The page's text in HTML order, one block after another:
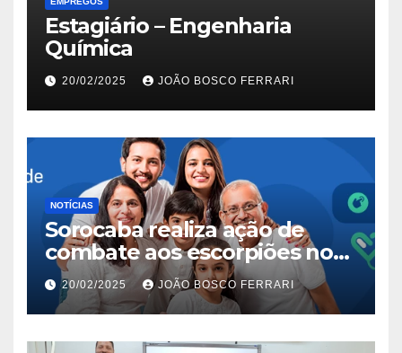
Estagiário – Engenharia
Química
20/02/2025 JOÃO BOSCO FERRARI
NOTÍCIAS
Sorocaba realiza ação de
combate aos escorpiões no
Jardim São Carlos
20/02/2025 JOÃO BOSCO FERRARI